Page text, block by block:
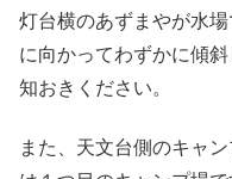
灯台横のあずまやが水
に向かってわずかに傾
知おきください。
また、天文台側のキャ